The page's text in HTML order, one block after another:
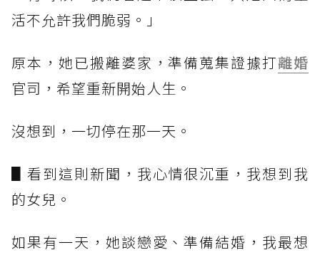
活不允許我們脆弱。」
原本，她已搬離婆家，準備蒐集證據打離婚
官司，希望重新開始人生。
沒想到，一切停在那一天。
▋看到這則新聞，我心情很沉重，我想到我
的女兒。
如果有一天，她談戀愛、準備結婚，我最想